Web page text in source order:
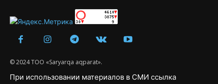
© 2024 ТОО «Saryarqa aqparat».
При использовании материалов в СМИ ссылка